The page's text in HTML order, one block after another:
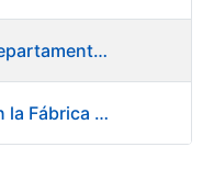
Revisor de finalizado en el departamento Fábrica de Papel - Burgos
Auxiliar de Mantenimiento en la Fábrica de Papel de Burgos